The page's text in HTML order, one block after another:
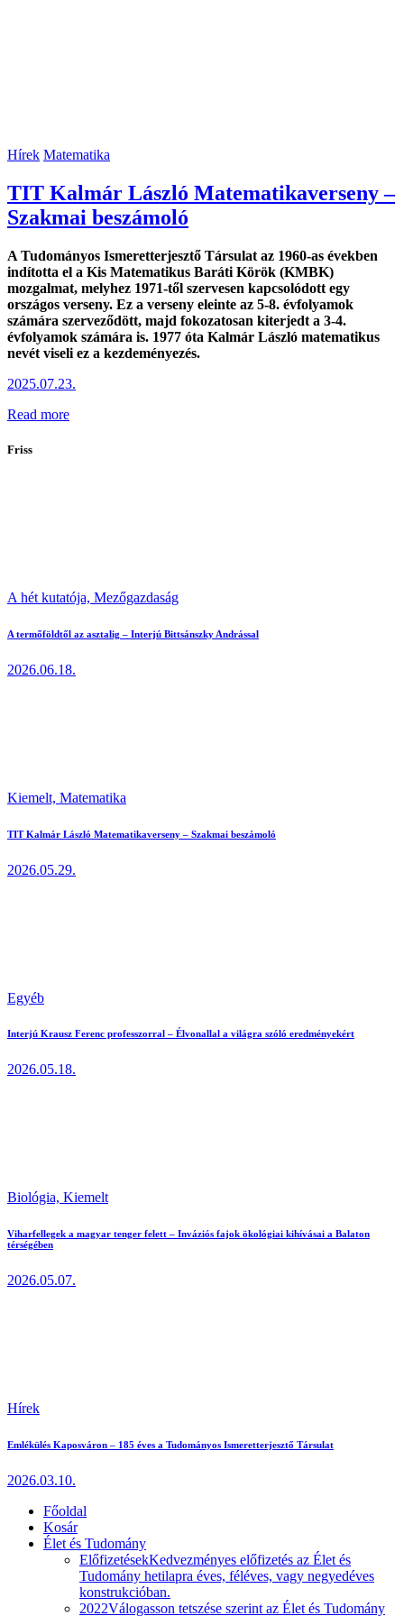
Hírek Matematika
TIT Kalmár László Matematikaverseny –
Szakmai beszámoló
A Tudományos Ismeretterjesztő Társulat az 1960-as években
indította el a Kis Matematikus Baráti Körök (KMBK)
mozgalmat, melyhez 1971-től szervesen kapcsolódott egy
országos verseny. Ez a verseny eleinte az 5-8. évfolyamok
számára szerveződött, majd fokozatosan kiterjedt a 3-4.
évfolyamok számára is. 1977 óta Kalmár László matematikus
nevét viseli ez a kezdeményezés.
2025.07.23.
Read more
Friss
A hét kutatója, Mezőgazdaság
A termőföldtől az asztalig – Interjú Bittsánszky Andrással
2026.06.18.
Kiemelt, Matematika
TIT Kalmár László Matematikaverseny – Szakmai beszámoló
2026.05.29.
Egyéb
Interjú Krausz Ferenc professzorral – Élvonallal a világra szóló eredményekért
2026.05.18.
Biológia, Kiemelt
Viharfellegek a magyar tenger felett – Inváziós fajok ökológiai kihívásai a Balaton
térségében
2026.05.07.
Hírek
Emlékülés Kaposváron – 185 éves a Tudományos Ismeretterjesztő Társulat
2026.03.10.
Főoldal
Kosár
Élet és Tudomány
ElőfizetésekKedvezményes előfizetés az Élet és
Tudomány hetilapra éves, féléves, vagy negyedéves
konstrukcióban.
2022Válogasson tetszése szerint az Élet és Tudomány